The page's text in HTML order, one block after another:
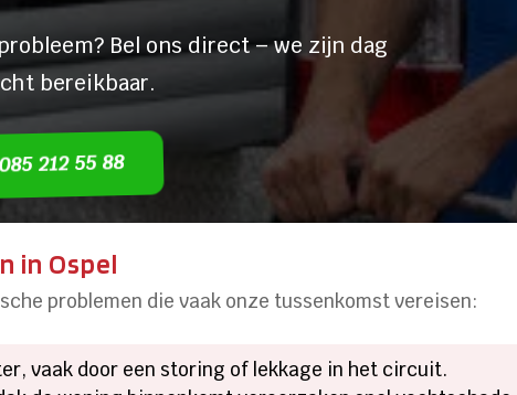
Bel ons direct – we zijn dag
bereikbaar.
212 55 88
in Ospel
problemen die vaak onze tussenkomst vereisen:
vaak door een storing of lekkage in het circuit.